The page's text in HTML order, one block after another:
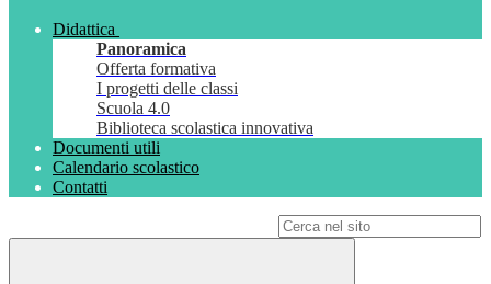
Didattica
Panoramica
Offerta formativa
I progetti delle classi
Scuola 4.0
Biblioteca scolastica innovativa
Documenti utili
Calendario scolastico
Contatti